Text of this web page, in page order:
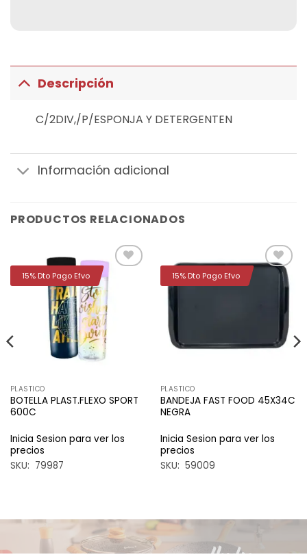
Descripción
C/2DIV,/P/ESPONJA Y DETERGENTEN
Información adicional
PRODUCTOS RELACIONADOS
PLASTICO
BOTELLA PLAST.FLEXO SPORT
600C
Inicia Sesion para ver los
precios
SKU: 79987
15% Dto Pago Efvo
Añadir
PLASTICO
BANDEJA FAST FOOD 45X34C
NEGRA
Inicia Sesion para ver los
precios
SKU: 59009
15% Dto Pago Efvo